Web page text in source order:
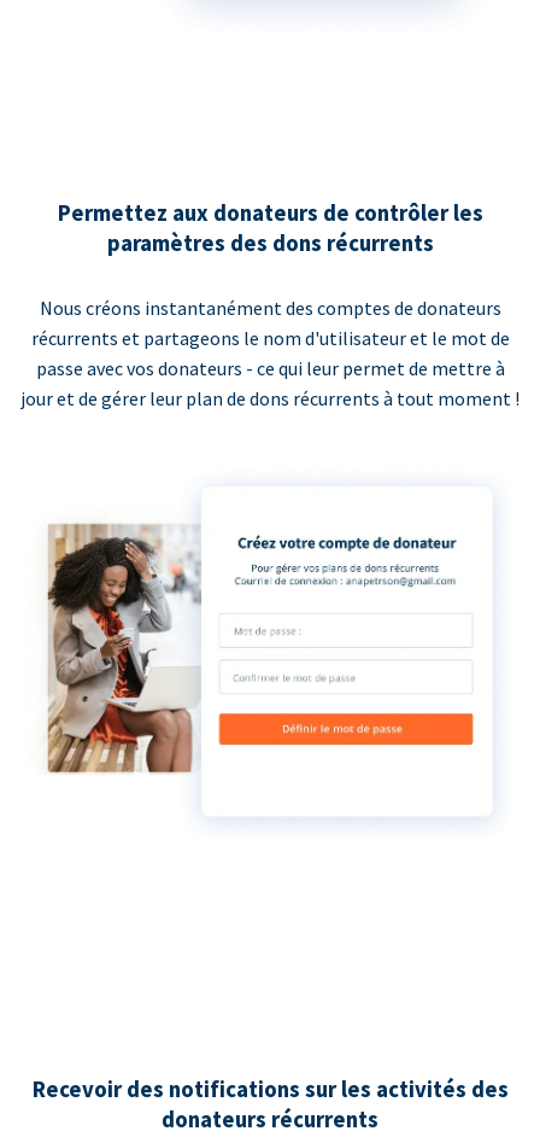
Permettez aux donateurs de contrôler les
paramètres des dons récurrents
Nous créons instantanément des comptes de donateurs
récurrents et partageons le nom d'utilisateur et le mot de
passe avec vos donateurs - ce qui leur permet de mettre à
jour et de gérer leur plan de dons récurrents à tout moment !
Recevoir des notifications sur les activités des
donateurs récurrents